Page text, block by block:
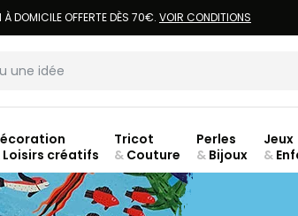
À DOMICILE OFFERTE DÈS 70€. VOIR CONDITIONS
Loisirs créatifs
Tricot
& Couture
Perles
& Bijoux
Jeux
&